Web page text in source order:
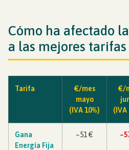
Cómo ha afectado
a las mejores
Tarifa
€/mes
mayo
(IVA 10%)
€/
(IVA
Gana
Energía Fija
~51 €